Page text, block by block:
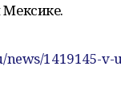
1419145-